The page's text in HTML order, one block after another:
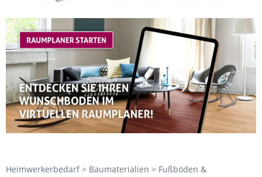
Heimwerkerbedarf > Baumaterialien > Fußböden &